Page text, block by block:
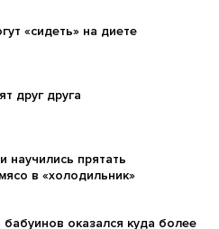
«сидеть» на диете
друг друга
научились прятать
в «холодильник»
оказался куда более